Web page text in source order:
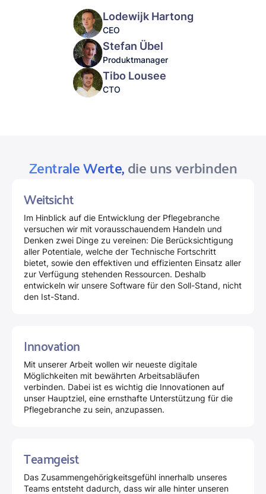
Lodewijk Hartong
CEO
Stefan Übel
Produktmanager
Tibo Lousee
CTO
Zentrale Werte,die uns verbinden
Weitsicht
Im Hinblick auf die Entwicklung der Pflegebranche
versuchen wir mit vorausschauendem Handeln und
Denken zwei Dinge zu vereinen: Die Berücksichtigung
aller Potentiale, welche der Technische Fortschritt
bietet, sowie den effektiven und effizienten Einsatz aller
zur Verfügung stehenden Ressourcen. Deshalb
entwickeln wir unsere Software für den Soll-Stand, nicht
den Ist-Stand.
Innovation
Mit unserer Arbeit wollen wir neueste digitale
Möglichkeiten mit bewährten Arbeitsabläufen
verbinden. Dabei ist es wichtig die Innovationen auf
unser Hauptziel, eine ernsthafte Unterstützung für die
Pflegebranche zu sein, anzupassen.
Teamgeist
Das Zusammengehörigkeitsgefühl innerhalb unseres
Teams entsteht dadurch, dass wir alle hinter unseren